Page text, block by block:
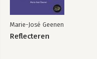
Marie-José Geenen
Reflecteren